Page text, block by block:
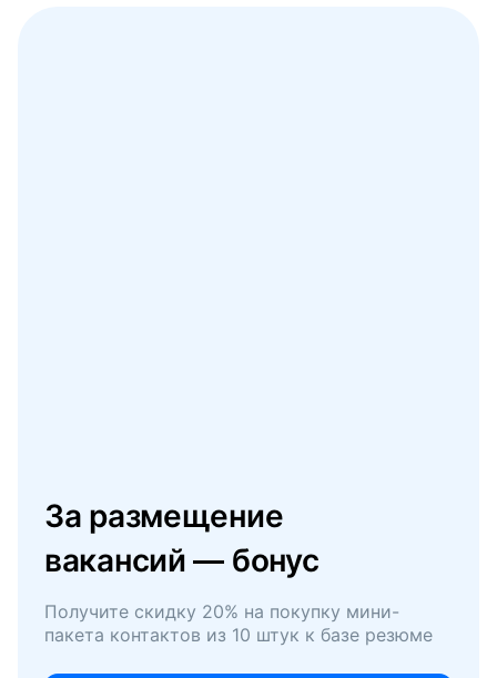
За размещение
вакансий — бонус
Получите скидку 20% на покупку мини-
пакета контактов из 10 штук к базе резюме